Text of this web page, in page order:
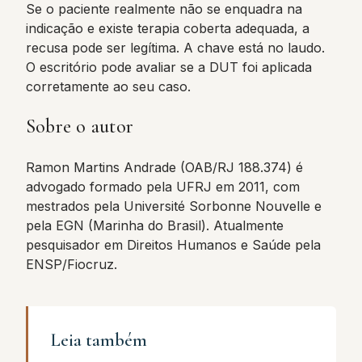
Se o paciente realmente não se enquadra na
indicação e existe terapia coberta adequada, a
recusa pode ser legítima. A chave está no laudo.
O escritório pode avaliar se a DUT foi aplicada
corretamente ao seu caso.
Sobre o autor
Ramon Martins Andrade (OAB/RJ 188.374) é
advogado formado pela UFRJ em 2011, com
mestrados pela Université Sorbonne Nouvelle e
pela EGN (Marinha do Brasil). Atualmente
pesquisador em Direitos Humanos e Saúde pela
ENSP/Fiocruz.
Leia também